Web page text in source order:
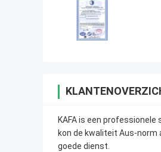
KAFA is een
kon de kwaliteit Aus-norm
goede dienst.